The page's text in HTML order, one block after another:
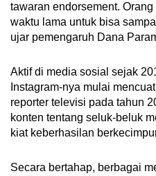
tawaran endorsement.
waktu lama untuk bisa
ujar pemengaruh Dana
Aktif di media sosial sejak
Instagram-nya mulai
reporter televisi pada tahun
konten tentang seluk-beluk
kiat keberhasilan
Secara bertahap, berbagai